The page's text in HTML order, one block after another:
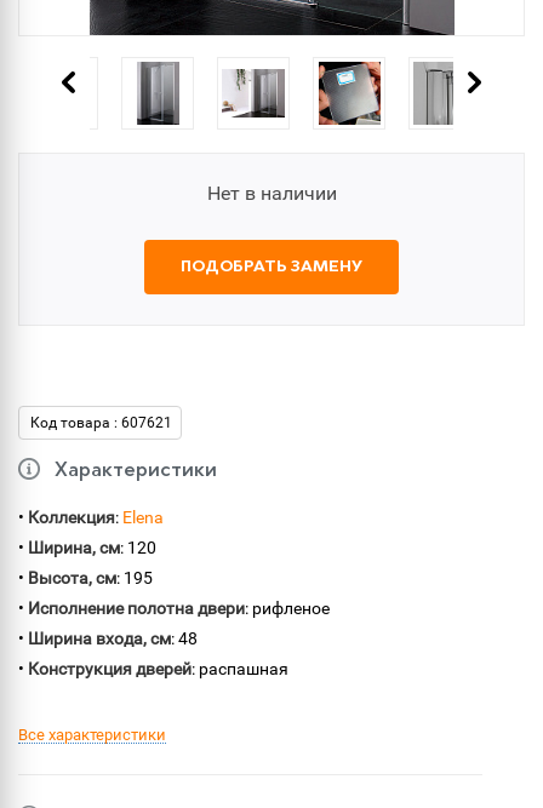
Нет в наличии
ПОДОБРАТЬ ЗАМЕНУ
Код товара : 607621
Характеристики
• Коллекция: Elena
• Ширина, см: 120
• Высота, см: 195
• Исполнение полотна двери: рифленое
• Ширина входа, см: 48
• Конструкция дверей: распашная
Все характеристики